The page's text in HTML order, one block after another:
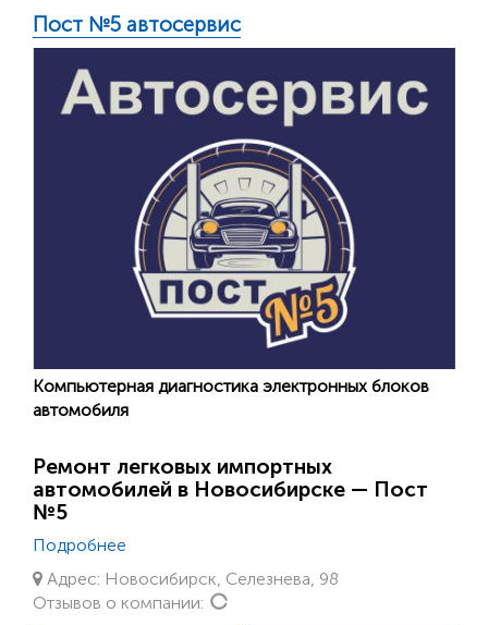
Пост №5 автосервис
Компьютерная диагностика электронных блоков
автомобиля
Ремонт легковых импортных
автомобилей в Новосибирске — Пост
№5
Подробнее
Адрес: Новосибирск, Селезнева, 98
Отзывов о компании: